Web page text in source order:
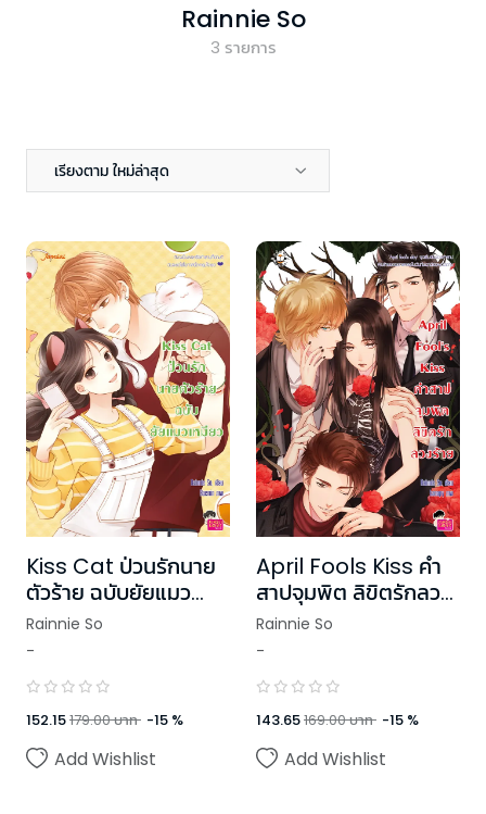
Rainnie So
3 รายการ
เรียงตาม ใหม่ล่าสุด
Kiss Cat ป่วนรักนาย
ตัวร้าย ฉบับยัยแมว
เหมียว
Rainnie So
-
152.15179.00บาท -15 %
Add Wishlist
April Fools Kiss คำ
สาปจุมพิต ลิขิตรักลวง
ร้าย
Rainnie So
-
143.65169.00บาท -15 %
Add Wishlist